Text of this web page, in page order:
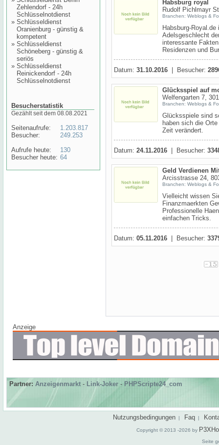
Zehlendorf - 24h
Schlüsselnotdienst
» Schlüsseldienst
Oranienburg - günstig &
kompetent
» Schlüsseldienst
Schöneberg - günstig &
seriös
» Schlüsseldienst
Reinickendorf - 24h
Schlüsselnotdienst
Besucherstatistik
Gezählt seit dem 08.08.2021
Seitenaufrufe:
Besucher:
Aufrufe heute:
Besucher heute:
1.203.817
249.253
130
64
Habsburg royal
Rudolf Pichlmayr
Branchen: Weblogs &
Habsburg-
Adelsgeschlecht
interessante
Residenzen und
Datum: 31.10.2016 | Besucher:
Glücksspiel auf
Welfengarten 7,
Branchen: Weblogs &
Glücksspiele sind
haben sich die
Zeit verändert.
Datum: 24.11.2016 | Besucher:
Geld Verdienen
Arcisstrasse 24,
Branchen: Weblogs &
Vielleicht wissen
Finanzmaerkten
Professionelle
einfachen Tricks.
Datum: 05.11.2016 | Besucher:
Anzeige
Partner: Anzeigenmarkt - Link-Joker - PHPScripte24_com
Nutzungsbedingungen | Faq |
Copyright © 2013 -2026 by
Seite